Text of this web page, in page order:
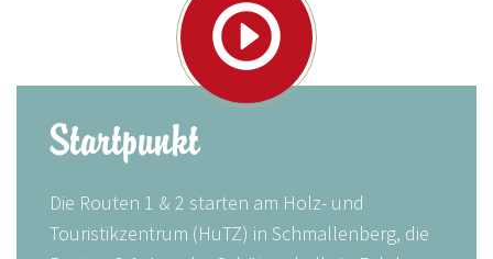
Startpunkt
Die Routen 1 & 2 starten am Holz- und
Touristikzentrum (HuTZ) in Schmallenberg, die